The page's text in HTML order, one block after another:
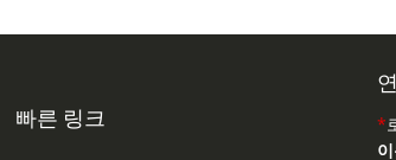
빠른 링크 *